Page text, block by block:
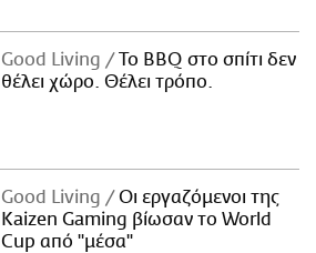
Good Living
Το BBQ στο σπίτι δεν
θέλει χώρο. Θέλει τρόπο.
Good Living
Οι εργαζόμενοι της
Kaizen Gaming βίωσαν το World
Cup από "μέσα"